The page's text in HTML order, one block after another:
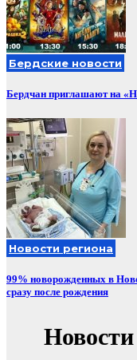
Бердские новости
Бердчан приглашают на
Новости региона
99% новорожденных в
сразу после рождения